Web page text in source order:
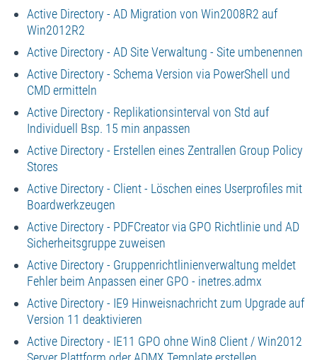
Active Directory - AD Migration von Win2008R2 auf
Win2012R2
Active Directory - AD Site Verwaltung - Site umbenennen
Active Directory - Schema Version via PowerShell und
CMD ermitteln
Active Directory - Replikationsinterval von Std auf
Individuell Bsp. 15 min anpassen
Active Directory - Erstellen eines Zentrallen Group Policy
Stores
Active Directory - Client - Löschen eines Userprofiles mit
Boardwerkzeugen
Active Directory - PDFCreator via GPO Richtlinie und AD
Sicherheitsgruppe zuweisen
Active Directory - Gruppenrichtlinienverwaltung meldet
Fehler beim Anpassen einer GPO - inetres.admx
Active Directory - IE9 Hinweisnachricht zum Upgrade auf
Version 11 deaktivieren
Active Directory - IE11 GPO ohne Win8 Client / Win2012